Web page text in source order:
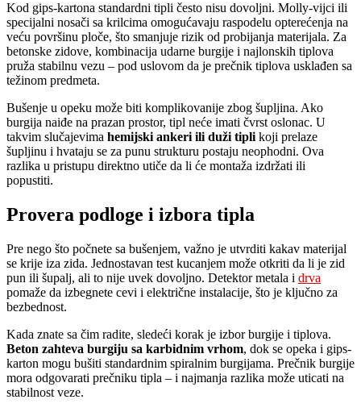
Kod gips-kartona standardni tipli često nisu dovoljni. Molly-vijci ili
specijalni nosači sa krilcima omogućavaju raspodelu opterećenja na
veću površinu ploče, što smanjuje rizik od probijanja materijala. Za
betonske zidove, kombinacija udarne burgije i najlonskih tiplova
pruža stabilnu vezu – pod uslovom da je prečnik tiplova usklađen sa
težinom predmeta.
Bušenje u opeku može biti komplikovanije zbog šupljina. Ako
burgija naiđe na prazan prostor, tipl neće imati čvrst oslonac. U
takvim slučajevima hemijski ankeri ili duži tiplikoji prelaze
šupljinu i hvataju se za punu strukturu postaju neophodni. Ova
razlika u pristupu direktno utiče da li će montaža izdržati ili
popustiti.
Provera podloge i izbora tipla
Pre nego što počnete sa bušenjem, važno je utvrditi kakav materijal
se krije iza zida. Jednostavan test kucanjem može otkriti da li je zid
pun ili šupalj, ali to nije uvek dovoljno. Detektor metala i drva
pomaže da izbegnete cevi i električne instalacije, što je ključno za
bezbednost.
Kada znate sa čim radite, sledeći korak je izbor burgije i tiplova.
Beton zahteva burgiju sa karbidnim vrhom, dok se opeka i gips-
karton mogu bušiti standardnim spiralnim burgijama. Prečnik burgije
mora odgovarati prečniku tipla – i najmanja razlika može uticati na
stabilnost veze.